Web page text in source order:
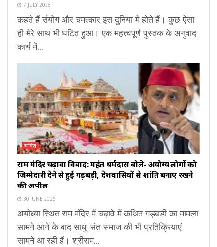
7 JULY 2026
कहते हैं संयोग और चमत्कार इस दुनिया में होते हैं। कुछ ऐसा
ही मेरे साथ भी घटित हुआ। एक महत्त्वपूर्ण पुस्तक के अनुवाद
कार्य में...
चर्चित
राम मंदिर चढ़ावा विवाद: महंत धर्मदास बोले- अयोग्य लोगों को
जिम्मेदारी देने से हुई गड़बड़ी, देशवासियों से शांति बनाए रखने
की अपील
30 JUNE 2026
अयोध्या स्थित राम मंदिर में चढ़ावे में कथित गड़बड़ी का मामला
सामने आने के बाद साधु-संत समाज की भी प्रतिक्रियाएं
सामने आ रही हैं। श्रीराम...